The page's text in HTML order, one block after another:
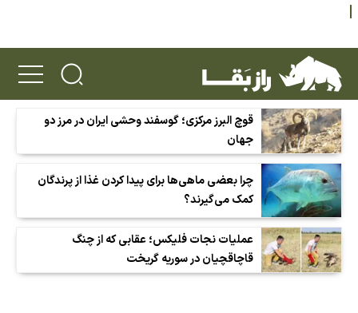
قوچ البرز مرکزی؛ گوسفند وحشی ایران در مرز دو
جهان
چرا بعضی ماهی‌ها برای پیدا کردن غذا از پرندگان
کمک می‌گیرند؟
عملیات نجات فلیکس؛ عقابی که از چنگ
قاچاقچیان در سوریه گریخت